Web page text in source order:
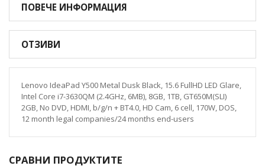
ПОВЕЧЕ ИНФОРМАЦИЯ
ОТЗИВИ
Lenovo IdeaPad Y500 Metal Dusk Black, 15.6 FullHD LED Glare,
Intel Core i7-3630QM (2.4GHz, 6MB), 8GB, 1TB, GT650M(SLI)
2GB, No DVD, HDMI, b/g/n + BT4.0, HD Cam, 6 cell, 170W, DOS,
12 month legal companies/24 months end-users
СРАВНИ ПРОДУКТИТЕ